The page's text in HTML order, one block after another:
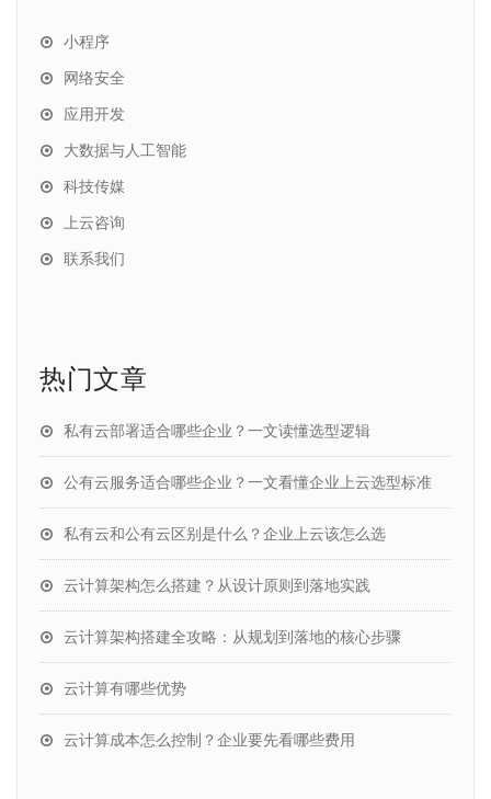
小程序
网络安全
应用开发
大数据与人工智能
科技传媒
上云咨询
联系我们
热门文章
私有云部署适合哪些企业？一文读懂选型逻辑
公有云服务适合哪些企业？一文看懂企业上云选型标准
私有云和公有云区别是什么？企业上云该怎么选
云计算架构怎么搭建？从设计原则到落地实践
云计算架构搭建全攻略：从规划到落地的核心步骤
云计算有哪些优势
云计算成本怎么控制？企业要先看哪些费用